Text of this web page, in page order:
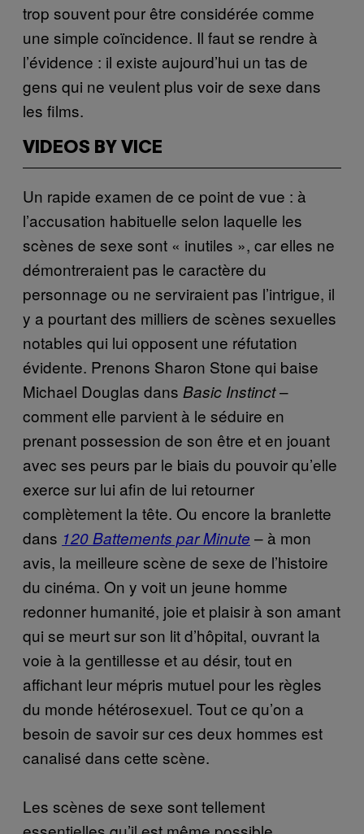
trop souvent pour être considérée comme
une simple coïncidence. Il faut se rendre à
l’évidence : il existe aujourd’hui un tas de
gens qui ne veulent plus voir de sexe dans
les films.
VIDEOS BY VICE
Un rapide examen de ce point de vue : à
l’accusation habituelle selon laquelle les
scènes de sexe sont « inutiles », car elles ne
démontreraient pas le caractère du
personnage ou ne serviraient pas l’intrigue, il
y a pourtant des milliers de scènes sexuelles
notables qui lui opposent une réfutation
évidente. Prenons Sharon Stone qui baise
Michael Douglas dans Basic Instinct–
comment elle parvient à le séduire en
prenant possession de son être et en jouant
avec ses peurs par le biais du pouvoir qu’elle
exerce sur lui afin de lui retourner
complètement la tête. Ou encore la branlette
dans 120 Battements par Minute – à mon
avis, la meilleure scène de sexe de l’histoire
du cinéma. On y voit un jeune homme
redonner humanité, joie et plaisir à son amant
qui se meurt sur son lit d’hôpital, ouvrant la
voie à la gentillesse et au désir, tout en
affichant leur mépris mutuel pour les règles
du monde hétérosexuel. Tout ce qu’on a
besoin de savoir sur ces deux hommes est
canalisé dans cette scène.
Les scènes de sexe sont tellement